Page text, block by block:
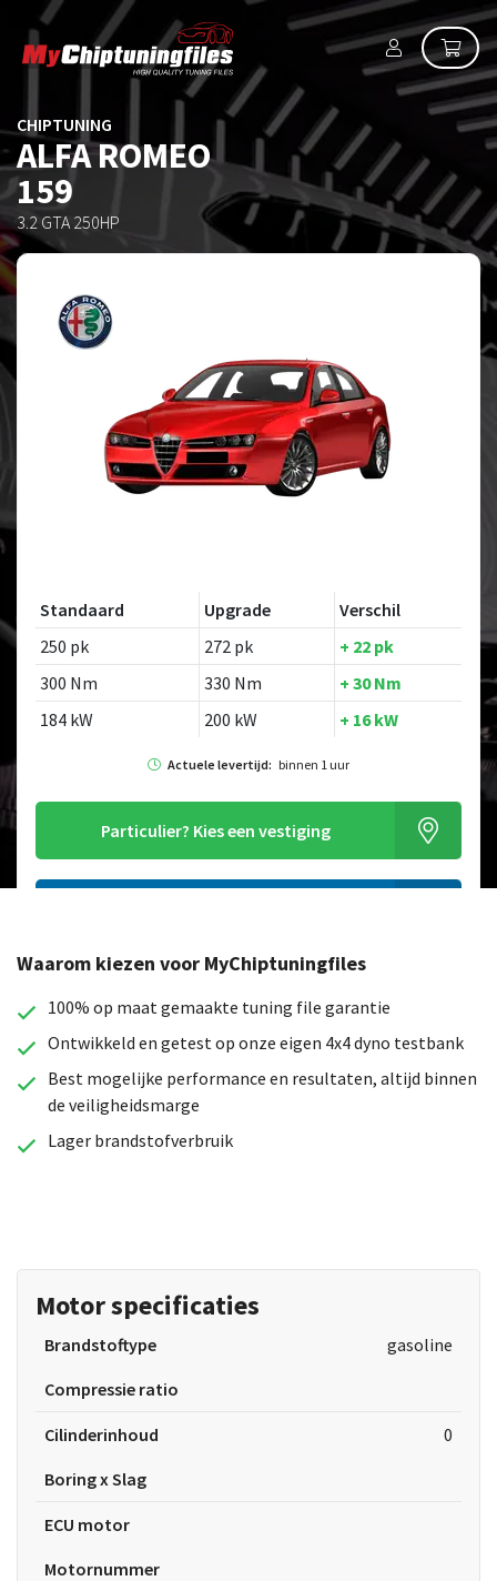
CHIPTUNING
ALFA ROMEO
159
3.2 GTA 250HP
Standaard Upgrade
Verschil
250 pk
272 pk
+ 22 pk
300 Nm
330 Nm
+ 30 Nm
184 kW
200 kW + 16 kW
Actuele levertijd: binnen 1 uur
Particulier? Kies een vestiging
Op zoek naar een ander model?
Waarom kiezen voor MyChiptuningfiles
100% op maat gemaakte tuning file garantie
Ontwikkeld en getest op onze eigen 4x4 dyno testbank
Best mogelijke performance en resultaten, altijd binnen
de veiligheidsmarge
Lager brandstofverbruik
Motor specificaties
Brandstoftype
gasoline
Compressie ratio
Cilinderinhoud
0
Boring x Slag
ECU motor
Motornummer